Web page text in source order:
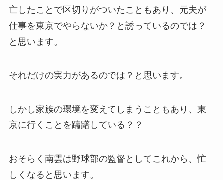
亡したことで区切りがついたこともあり、元夫が
仕事を東京でやらないか？と誘っているのでは？
と思います。
それだけの実力があるのでは？と思います。
しかし家族の環境を変えてしまうこともあり、東
京に行くことを躊躇している？？
おそらく南雲は野球部の監督としてこれから、忙
しくなると思います。